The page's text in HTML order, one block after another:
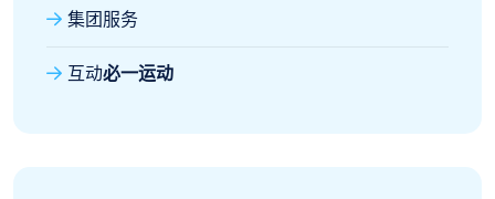
集团服务
互动必一运动